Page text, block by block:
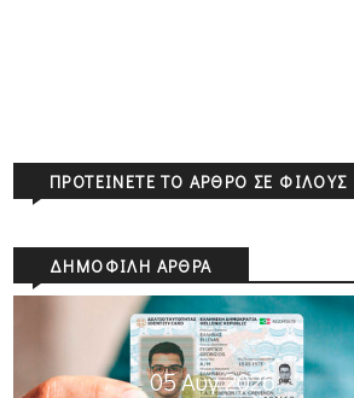
ΠΡΟΤΕΊΝΕΤΕ ΤΟ ΆΡΘΡΟ ΣΕ ΦΊΛΟΥΣ
ΔΗΜΟΦΙΛΉ ΆΡΘΡΑ
05 Αυγ 2026